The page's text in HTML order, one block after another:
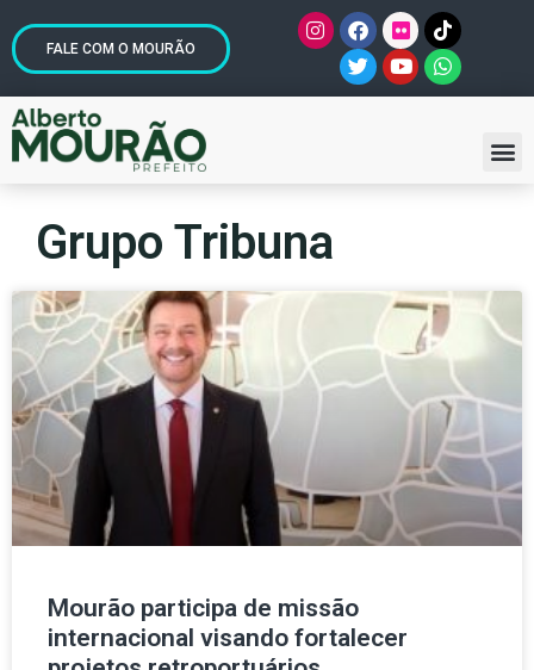
FALE COM O MOURÃO
Grupo Tribuna
Mourão participa de missão
internacional visando fortalecer